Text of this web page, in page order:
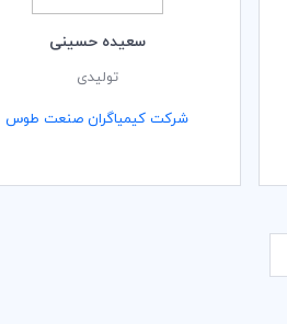
سعیده حسینی
تولیدی
شرکت کیمیاگران صنعت طوس